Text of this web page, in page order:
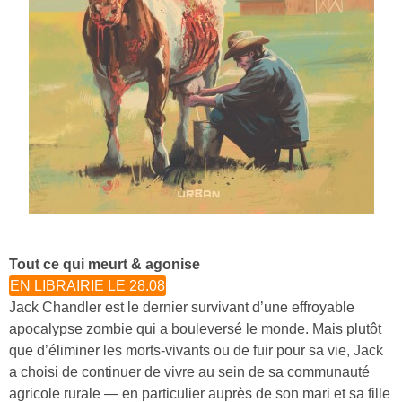
Tout ce qui meurt & agonise
EN LIBRAIRIE LE 28.08
Jack Chandler est le dernier survivant d’une effroyable
apocalypse zombie qui a bouleversé le monde. Mais plutôt
que d’éliminer les morts-vivants ou de fuir pour sa vie, Jack
a choisi de continuer de vivre au sein de sa communauté
agricole rurale — en particulier auprès de son mari et sa fille